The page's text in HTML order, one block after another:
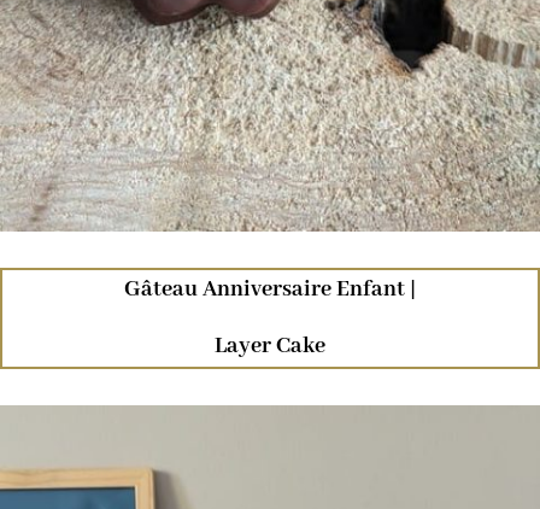
Gâteau Anniversaire Enfant |
Layer Cake